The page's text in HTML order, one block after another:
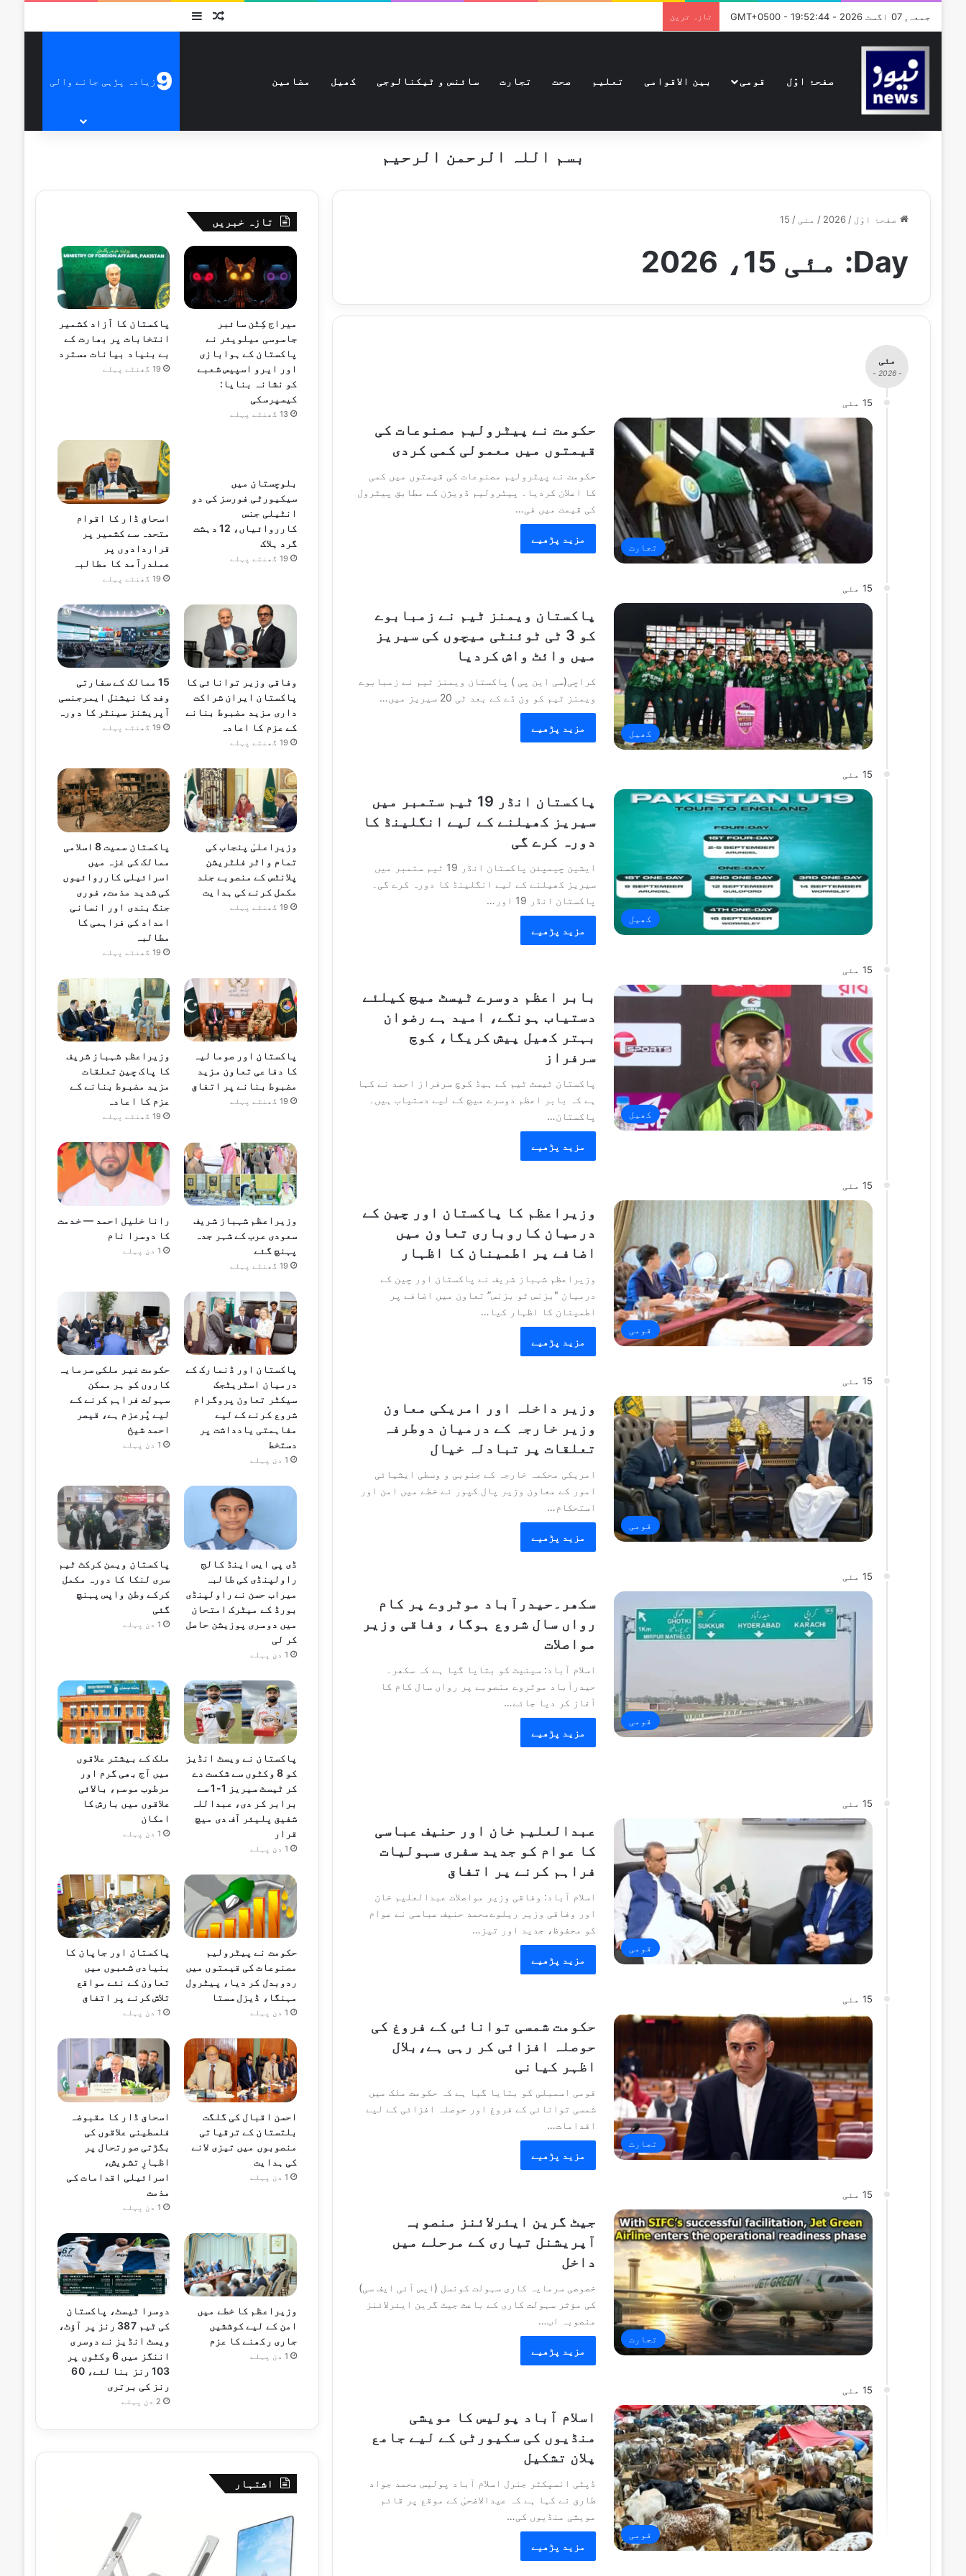
جمعہ, 07 اگست 2026 - GMT+0500 - 19:52:44 تازہ ترین متفرق
صفحۂ اوّل قومی بین الاقوامی تعلیم صحت تجارت سائنس و ٹیکنالوجی کھیل مضامین 9زیادہ پڑہی جانے والی
بسم اللہ الرحمن الرحیم
صفحۂ اوّل /
2026
/ مئی /
15
Day: مئی 15، 2026
مئی
- 2026 -
15 مئی
تجارت
حکومت نے پیٹرولیم مصنوعات کی
قیمتوں میں معمولی کمی کردی
حکومت نے پیٹرولیم مصنوعات کی قیمتوں میں کمی
کا اعلان کردیا۔ پیٹرولیم ڈویژن کے مطابق پیٹرول
کی قیمت میں فی…
مزید پڑھیے
15 مئی
کھیل
پاکستان ویمنز ٹیم نے زمبابوے
کو 3 ٹی ٹوئنٹی میچوں کی سیریز
میں وائٹ واش کردیا
کراچی(سی این پی ) پاکستان ویمنز ٹیم نے زمبابوے
ویمنز ٹیم کو ون ڈے کے بعد ٹی 20 سیریز میں…
مزید پڑھیے
15 مئی
کھیل
پاکستان انڈر 19 ٹیم ستمبر میں
سیریز کھیلنے کے لیے انگلینڈ کا
دورہ کرے گی
ایشین چیمپئن پاکستان انڈر 19 ٹیم ستمبر میں
سیریز کھیلنے کے لیے انگلینڈ کا دورہ کرے گی۔
پاکستان انڈر 19 اور…
مزید پڑھیے
15 مئی
کھیل
بابر اعظم دوسرے ٹیسٹ میچ کیلئے
دستیاب ہونگے، امید ہے رضوان
بہتر کھیل پیش کریگا، کوچ
سرفراز
پاکستان ٹیسٹ ٹیم کے ہیڈ کوچ سرفراز احمد نے کہا
ہے کہ بابر اعظم دوسرے میچ کے لیے دستیاب ہیں۔
پاکستان…
مزید پڑھیے
15 مئی
قومی
وزیراعظم کا پاکستان اور چین کے
درمیان کاروباری تعاون میں
اضافے پر اطمینان کا اظہار
وزیراعظم شہباز شریف نے پاکستان اور چین کے
درمیان "بزنس ٹو بزنس” تعاون میں اضافے پر
اطمینان کا اظہار کیا…
مزید پڑھیے
15 مئی
قومی
وزیر داخلہ اور امریکی معاون
وزیر خارجہ کے درمیان دوطرفہ
تعلقات پر تبادلہ خیال
امریکی محکمہ خارجہ کے جنوبی و وسطی ایشیائی
امور کے معاون وزیر پال کپور نے خطے میں امن اور
استحکام…
مزید پڑھیے
15 مئی
قومی
سکھر۔حیدرآباد موٹروے پر کام
رواں سال شروع ہوگا، وفاقی وزیر
مواصلات
اسلام آباد: سینیٹ کو بتایا گیا ہے کہ سکھر۔
حیدرآباد موٹروے منصوبے پر رواں سال کام کا
آغاز کر دیا جائے…
مزید پڑھیے
15 مئی
قومی
عبدالعلیم خان اور حنیف عباسی
کا عوام کو جدید سفری سہولیات
فراہم کرنے پر اتفاق
اسلام آباد: وفاقی وزیر مواصلات عبدالعلیم خان
اور وفاقی وزیر ریلوےمحمد حنیف عباسی نے عوام
کو محفوظ، جدید اور تیز…
مزید پڑھیے
15 مئی
تجارت
حکومت شمسی توانائی کے فروغ کی
حوصلہ افزائی کر رہی ہے،بلال
اظہر کیانی
قومی اسمبلی کو بتایا گیا ہے کہ حکومت ملک میں
شمسی توانائی کے فروغ اور حوصلہ افزائی کے لیے
اقدامات…
مزید پڑھیے
15 مئی
تجارت
جیٹ گرین ایئرلائنز منصوبہ
آپریشنل تیاری کے مرحلے میں
داخل
خصوصی سرمایہ کاری سہولت کونسل (ایس آئی ایف سی)
کی مؤثر سہولت کاری کے باعث جیٹ گرین ایئرلائنز
منصوبہ اب…
مزید پڑھیے
15 مئی
قومی
اسلام آباد پولیس کا مویشی
منڈیوں کی سکیورٹی کے لیے جامع
پلان تشکیل
ڈپٹی انسپکٹر جنرل اسلام آباد پولیس محمد جواد
طارق نے کہا ہے کہ عیدالاضحیٰ کے موقع پر قائم
مویشی منڈیوں کی…
مزید پڑھیے
تازہ خبریں
میراج کِٹن سائبر
جاسوسی میلویئر نے
پاکستان کے ہوابازی
اور ایرو اسپیس شعبے
کو نشانہ بنایا:
کیسپرسکی
13 گھنٹے پہلے
پاکستان کا آزاد کشمیر
انتخابات پر بھارت کے
بے بنیاد بیانات مسترد
19 گھنٹے پہلے
بلوچستان میں
سیکیورٹی فورسز کی دو
انٹیلی جنس
کارروائیاں، 12 دہشت
گرد ہلاک
19 گھنٹے پہلے
اسحاق ڈار کا اقوام
متحدہ سے کشمیر پر
قراردادوں پر
عملدرآمد کا مطالبہ
19 گھنٹے پہلے
وفاقی وزیر توانائی کا
پاکستان ایران شراکت
داری مزید مضبوط بنانے
کے عزم کا اعادہ
19 گھنٹے پہلے
15 ممالک کے سفارتی
وفد کا نیشنل ایمرجنسی
آپریشنز سینٹر کا دورہ
19 گھنٹے پہلے
وزیراعلیٰ پنجاب کی
تمام واٹر فلٹریشن
پلانٹس کے منصوبے جلد
مکمل کرنے کی ہدایت
19 گھنٹے پہلے
پاکستان سمیت 8 اسلامی
ممالک کی غزہ میں
اسرائیلی کارروائیوں
کی شدید مذمت، فوری
جنگ بندی اور انسانی
امداد کی فراہمی کا
مطالبہ
19 گھنٹے پہلے
پاکستان اور صومالیہ
کا دفاعی تعاون مزید
مضبوط بنانے پر اتفاق
19 گھنٹے پہلے
وزیراعظم شہباز شریف
کا پاک چین تعلقات
مزید مضبوط بنانے کے
عزم کا اعادہ
19 گھنٹے پہلے
وزیراعظم شہباز شریف
سعودی عرب کے شہر جدہ
پہنچ گئے
19 گھنٹے پہلے
رانا خلیل احمد — خدمت
کا دوسرا نام
1 دن پہلے
پاکستان اور ڈنمارک کے
درمیان اسٹریٹجک
سیکٹر تعاون پروگرام
شروع کرنے کے لیے
مفاہمتی یادداشت پر
دستخط
1 دن پہلے
حکومت غیر ملکی سرمایہ
کاروں کو ہر ممکن
سہولت فراہم کرنے کے
لیے پُرعزم ہے، قیصر
احمد شیخ
1 دن پہلے
ڈی پی ایس اینڈ کالج
راولپنڈی کی طالبہ
میراب حسن نے راولپنڈی
بورڈ کے میٹرک امتحان
میں دوسری پوزیشن حاصل
کر لی
1 دن پہلے
پاکستان ویمن کرکٹ ٹیم
سری لنکا کا دورہ مکمل
کرکے وطن واپس پہنچ
گئی
1 دن پہلے
پاکستان نے ویسٹ انڈیز
کو 8 وکٹوں سے شکست دے
کر ٹیسٹ سیریز 1-1 سے
برابر کر دی، عبداللہ
شفیق پلیئر آف دی میچ
قرار
1 دن پہلے
ملک کے بیشتر علاقوں
میں آج بھی گرم اور
مرطوب موسم، بالائی
علاقوں میں بارش کا
امکان
1 دن پہلے
حکومت نے پیٹرولیم
مصنوعات کی قیمتوں میں
ردوبدل کر دیا، پیٹرول
مہنگا، ڈیزل سستا
1 دن پہلے
پاکستان اور جاپان کا
بنیادی شعبوں میں
تعاون کے نئے مواقع
تلاش کرنے پر اتفاق
1 دن پہلے
احسن اقبال کی گلگت
بلتستان کے ترقیاتی
منصوبوں میں تیزی لانے
کی ہدایت
1 دن پہلے
اسحاق ڈار کا مقبوضہ
فلسطینی علاقوں کی
بگڑتی صورتحال پر
اظہارِ تشویش،
اسرائیلی اقدامات کی
مذمت
1 دن پہلے
وزیراعظم کا خطے میں
امن کے لیے کوششیں
جاری رکھنے کا عزم
1 دن پہلے
دوسرا ٹیسٹ، پاکستان
کی ٹیم 387 رنز پر آؤٹ،
ویسٹ انڈیز نے دوسری
اننگز میں 6 وکٹوں پر
103 رنز بنا لئے، 60
رنز کی برتری
2 دن پہلے
اشتہار